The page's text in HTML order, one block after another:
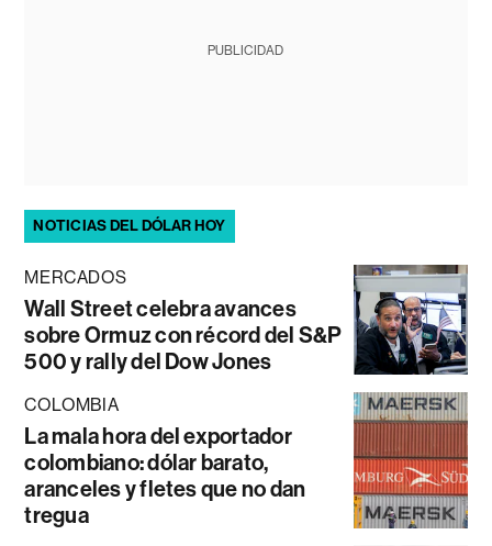
PUBLICIDAD
NOTICIAS DEL DÓLAR HOY
MERCADOS
Wall Street celebra avances
sobre Ormuz con récord del S&P
500 y rally del Dow Jones
COLOMBIA
La mala hora del exportador
colombiano: dólar barato,
aranceles y fletes que no dan
tregua